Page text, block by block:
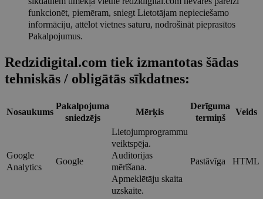
funkcionēt, piemēram, sniegt Lietotājam nepieciešamo
informāciju, attēlot vietnes saturu, nodrošināt pieprasītos
Pakalpojumus.
Redzidigital.com tiek izmantotas šādas
tehniskās / obligātās sīkdatnes:
Nosaukums
Pakalpojuma
sniedzējs
Mērķis
Derīguma
termiņš
Veids
Google
Analytics
Google
Lietojumprogrammu
veiktspēja.
Auditorijas
mērīšana.
Apmeklētāju skaita
uzskaite.
Pastāvīga HTML